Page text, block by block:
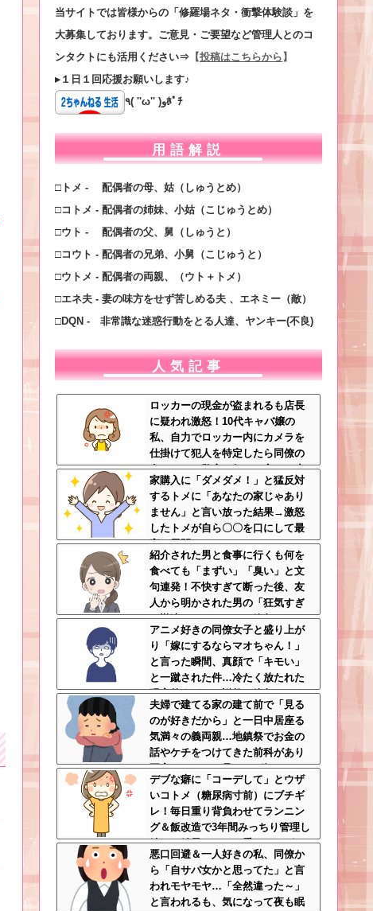
当サイトでは皆様からの「修羅場ネタ・衝撃体験談」を
大募集しております。ご意見・ご要望など管理人とのコ
ンタクトにも活用ください⇒ 【投稿はこちらから 】
▸１日１回応援お願いします♪
٩( ''ω'' )وﾎﾟﾁ
用語解説
□トメ - 配偶者の母、姑（しゅうとめ）
□コトメ - 配偶者の姉妹、小姑（こじゅうとめ）
□ウト - 配偶者の父、舅（しゅうと）
□コウト - 配偶者の兄弟、小舅（こじゅうと）
□ウトメ - 配偶者の両親、（ウト＋トメ）
□エネ夫 - 妻の味方をせず苦しめる夫 、エネミー（敵）
□DQN - 非常識な迷惑行動をとる人達、ヤンキー(不良)
人気記事
ロッカーの現金が盗まれるも店長
に疑われ激怒！10代キャバ嬢の
私、自力でロッカー内にカメラを
仕掛けて犯人を特定したら同僚の
女だった…警察へ行くと言って止
められ、加害者に泣かれながら大
揉めして・・・
家購入に「ダメダメ！」と猛反対
するトメに「あなたの家じゃあり
ません」と言い放った結果→激怒
したトメが自ら〇〇を口にして最
高の展開へｗｗｗｗｗｗ
紹介された男と食事に行くも何を
食べても「まずい」「臭い」と文
句連発！不快すぎて断った後、友
人から明かされた男の「狂気すぎ
る勘違いシナリオ」に絶句ｗｗ←
手料理食べたいなら素直に言え
アニメ好きの同僚女子と盛り上が
り「嫁にするならマオちゃん！」
と言った瞬間、真顔で「キモい」
と一蹴された件…冷たく放たれた
現実的すぎるお説教に絶句←オタ
クのノリをリアルで出すとそうな
る
夫婦で建てる家の建て前で「見る
のが好きだから」と一日中居座る
気満々の義両親…地鎮祭でお金の
話やケチをつけてきた前科があり
不安しかない←見るのが好きとか
完全に野次馬の思考
デブな癖に「コーデして」とウザ
いコトメ（糖尿病寸前）にブチギ
レ！毎日重り背負わせてランニン
グ＆飯改造で3年間みっちり管理し
続けた結果ｗｗｗ←愛のムチがス
パルタすぎて笑う
悪口回避＆一人好きの私、同僚か
ら「自サバ女かと思ってた」と言
われモヤモヤ…「全然違った～」
と言われるも、気になって夜も眠